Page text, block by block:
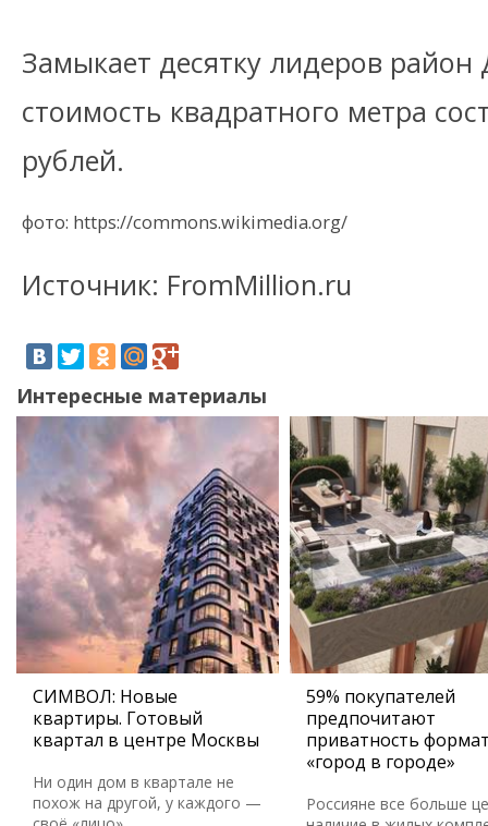
Замыкает десятку лидеров
стоимость квадратного метра
рублей.
фото: https://commons.wikimedia.org/
Источник: FromMillion.ru
Интересные материалы
СИМВОЛ: Новые
квартиры. Готовый
квартал в центре Москвы
Ни один дом в квартале не
похож на другой, у каждого —
59% покупателей
предпочитают
приватность
«город в городе»
Россияне все больше